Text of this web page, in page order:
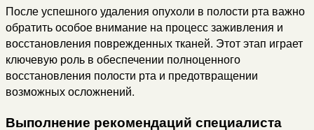
После успешного удаления опухоли в полости рта важно
обратить особое внимание на процесс заживления и
восстановления поврежденных тканей. Этот этап играет
ключевую роль в обеспечении полноценного
восстановления полости рта и предотвращении
возможных осложнений.
Выполнение рекомендаций специалиста